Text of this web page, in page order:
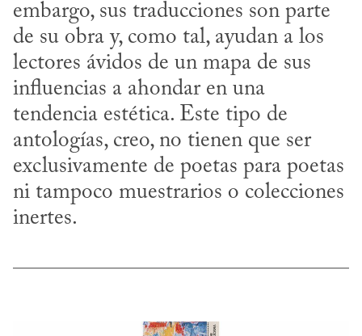
embargo, sus traducciones son parte
de su obra y, como tal, ayudan a los
lectores ávidos de un mapa de sus
influencias a ahondar en una
tendencia estética. Este tipo de
antologías, creo, no tienen que ser
exclusivamente de poetas para poetas
ni tampoco muestrarios o colecciones
inertes.